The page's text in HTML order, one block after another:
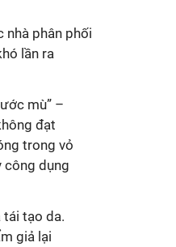
nhà phân phối
lần ra
mù” –
đạt
trong vỏ
công dụng
tái tạo da.
giả lại